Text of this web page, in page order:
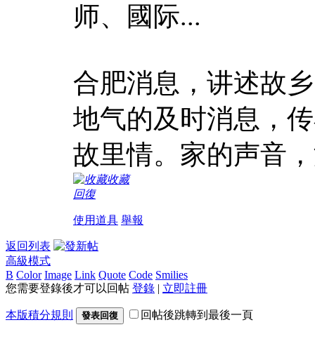
师、國际...
合肥消息，讲述故
地气的及时消息，
故里情。家的声音
收藏
回復
使用道具 舉報
返回列表
高級模式
B Color Image Link Quote Code Smilies
您需要登錄後才可以回帖 登錄 | 立即註冊
本版積分規則 發表回復 回帖後跳轉到最後一頁